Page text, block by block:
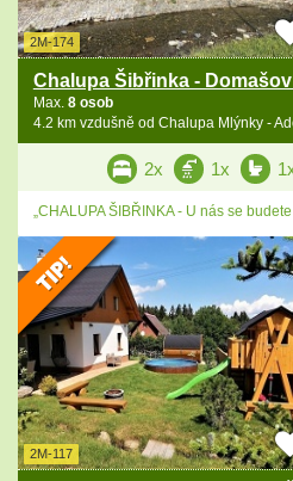
2M-174
Chalupa Šibřinka -
Max. 8 osob
4.2 km vzdušně od Chalupa Mlýnky -
2x 1x
„CHALUPA ŠIBŘINKA - U nás se
2M-117